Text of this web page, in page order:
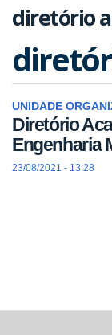
diretório
UNIDADE
Diretório
Engenharia
23/08/2021 - 13:28